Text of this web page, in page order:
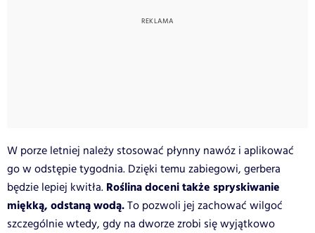
W porze letniej należy stosować płynny nawóz i aplikować
go w odstępie tygodnia. Dzięki temu zabiegowi, gerbera
będzie lepiej kwitła. Roślina doceni także spryskiwanie
miękką, odstaną wodą.To pozwoli jej zachować wilgoć
szczególnie wtedy, gdy na dworze zrobi się wyjątkowo